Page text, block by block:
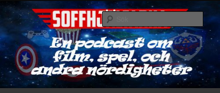
Hoppa
primärt
innehållSoffhjältarna
En podcast om film, spel & andra nördigheter
Sök